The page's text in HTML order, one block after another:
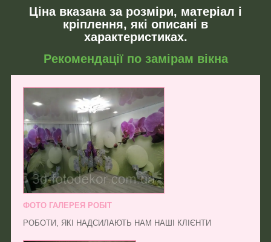
Ціна вказана за розміри, матеріал і
кріплення, які описані в
характеристиках.
Рекомендації по замірам вікна
ФОТО ГАЛЕРЕЯ РОБІТ
РОБОТИ, ЯКІ НАДСИЛАЮТЬ НАМ НАШІ КЛІЄНТИ